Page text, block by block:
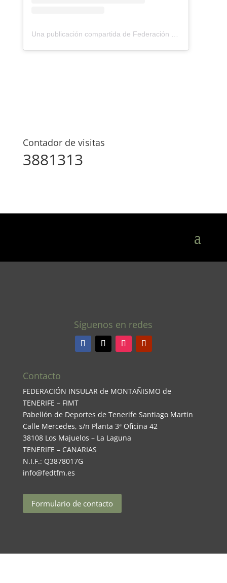
Una publicación compartida de Federación Montañismo Tenerife (@federacion_montanismo_tenerife)
Contador de visitas
3881313
Síguenos en redes
Contacto
FEDERACIÓN INSULAR de MONTAÑISMO de
TENERIFE – FIMT
Pabellón de Deportes de Tenerife Santiago Martin
Calle Mercedes, s/n Planta 3ª Oficina 42
38108 Los Majuelos – La Laguna
TENERIFE – CANARIAS
N.I.F.: Q3878017G
info@fedtfm.es
Formulario de contacto